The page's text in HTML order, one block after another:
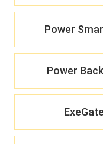
Power
Power